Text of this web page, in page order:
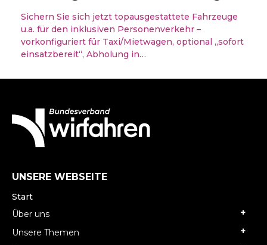
Sichern Sie sich jetzt topausgestattete Fahrzeuge
u.a. für den inklusiven Personenverkehr –
vorkonfiguriert für Taxi/Mietwagen, optional „sofort
einsatzbereit“, Abholung in…
UNSERE WEBSEITE
Start
Über uns
Unsere Themen